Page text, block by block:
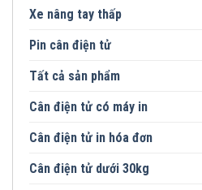
Xe nâng tay thấp
Pin cân điện tử
Tất cả sản phẩm
Cân điện tử có máy in
Cân điện tử in hóa đơn
Cân điện tử dưới 30kg